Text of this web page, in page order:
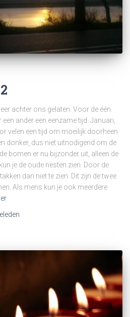
achter ons gelaten. Voor de één
ander een eenzame tijd. Januari,
velen een tijd om moeilijk doorheen
donker, dus niet uitnodigend om de
bomen er nu bijzonder uit, alleen de
je de oude nesten zien. Door de
dan niet te zien. Dit zijn de twee
Als mens kun je ook meerdere